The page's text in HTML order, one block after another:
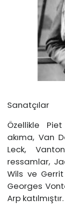
Sanatçılar
Özellikle Piet
akıma, Van
Leck,
ressamlar,
Wils ve
Georges
Arp katılmıştır.